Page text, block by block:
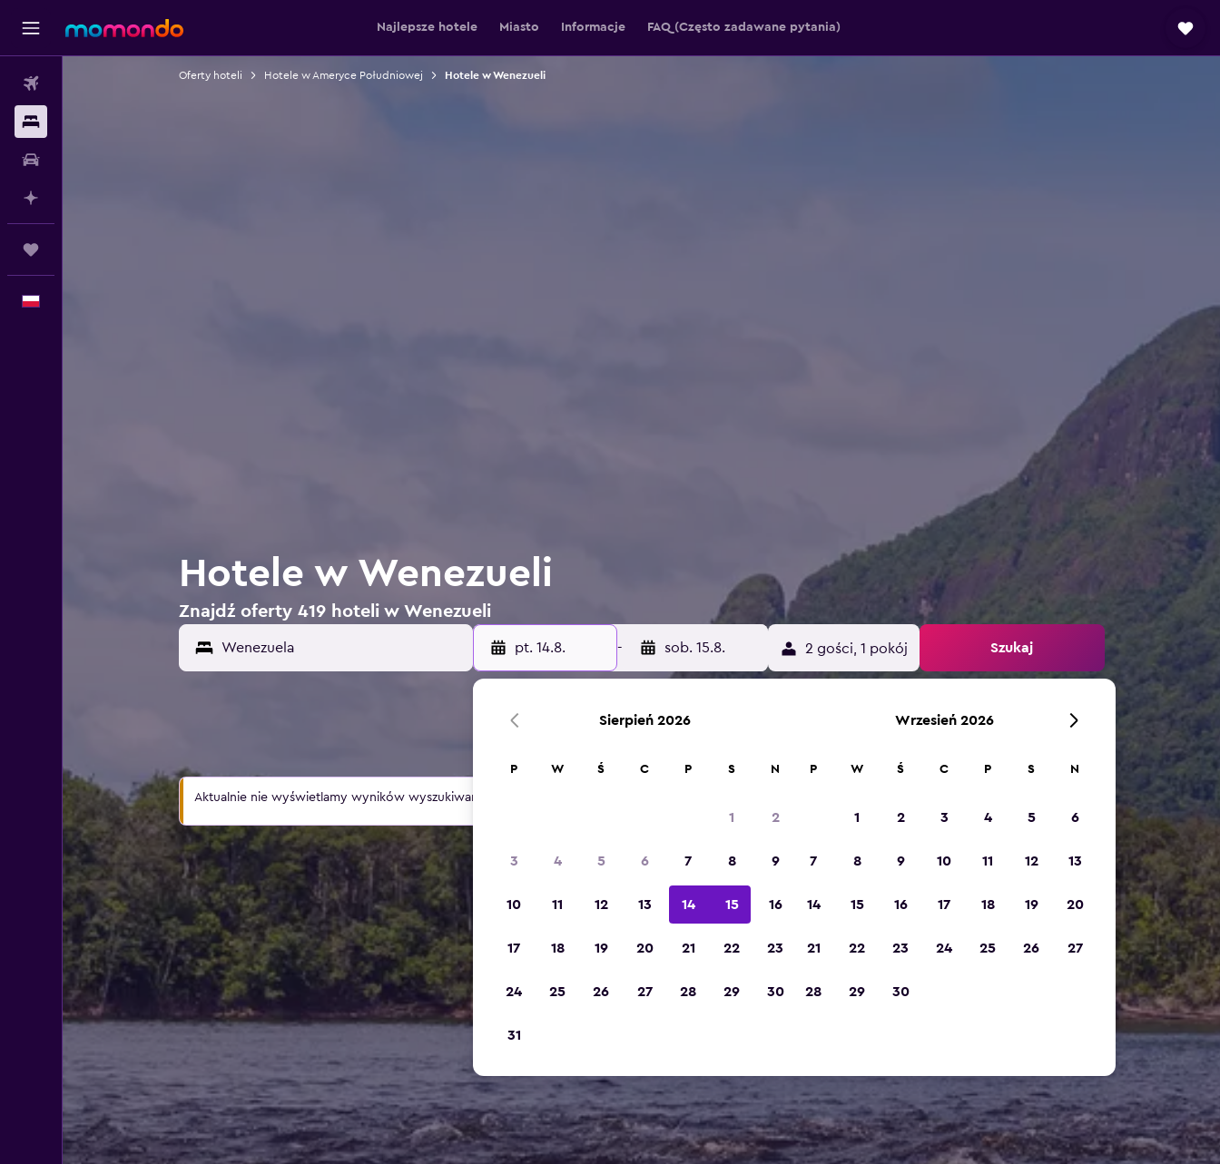
Najlepsze hotele Miasto Informacje FAQ (Często zadawane pytania)
Oferty hoteli Hotele w Ameryce Południowej Hotele w Wenezueli
Hotele w Wenezueli
Znajdź oferty 419 hoteli w Wenezueli
pt. 14.8. - sob. 15.8. 2 gości, 1 pokój Szukaj
Aktualnie nie wyświetlamy wyników wyszukiwania dla tej lokalizacji.
Sierpień 2026
P W Ś C P S N
1 2
3 4 5 6 7 8 9
10 11 12 13 14 15 16
17 18 19 20 21 22 23
24 25 26 27 28 29 30
31
Wrzesień 2026
P W Ś C P S N
1 2 3 4 5 6
7 8 9 10 11 12 13
14 15 16 17 18 19 20
21 22 23 24 25 26 27
28 29 30